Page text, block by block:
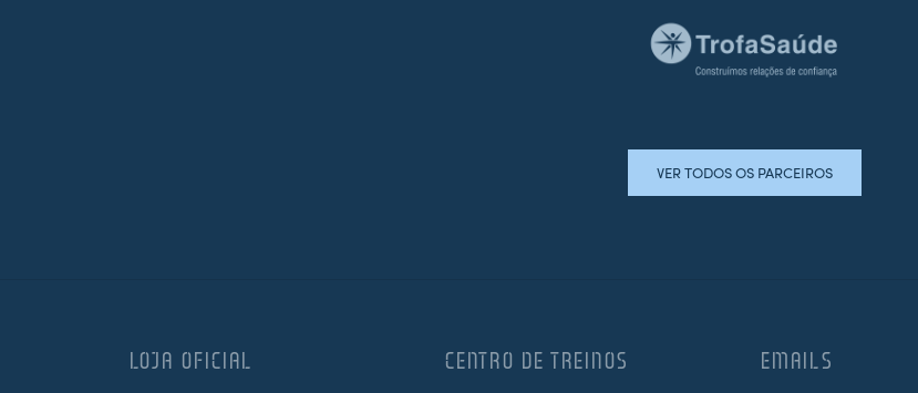
VER TODOS OS PARCEIROS
LOJA OFICIAL CENTRO DE TREINOS EMAILS